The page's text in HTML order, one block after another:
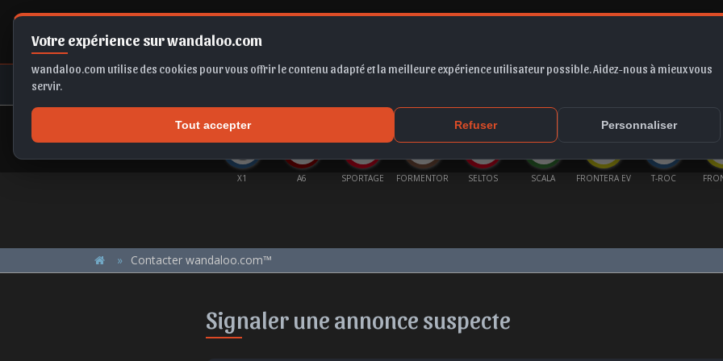
Votre expérience sur wandaloo.com
wandaloo.com utilise des cookies pour vous offrir le contenu adapté et la meilleure expérience utilisateur possible. Aidez-nous à mieux vous
servir.
Tout accepter Refuser Personnaliser
X1 A6 SPORTAGE FORMENTOR SELTOS SCALA FRONTERA EV T-ROC
Contacter wandaloo.com™
Signaler une annonce suspecte